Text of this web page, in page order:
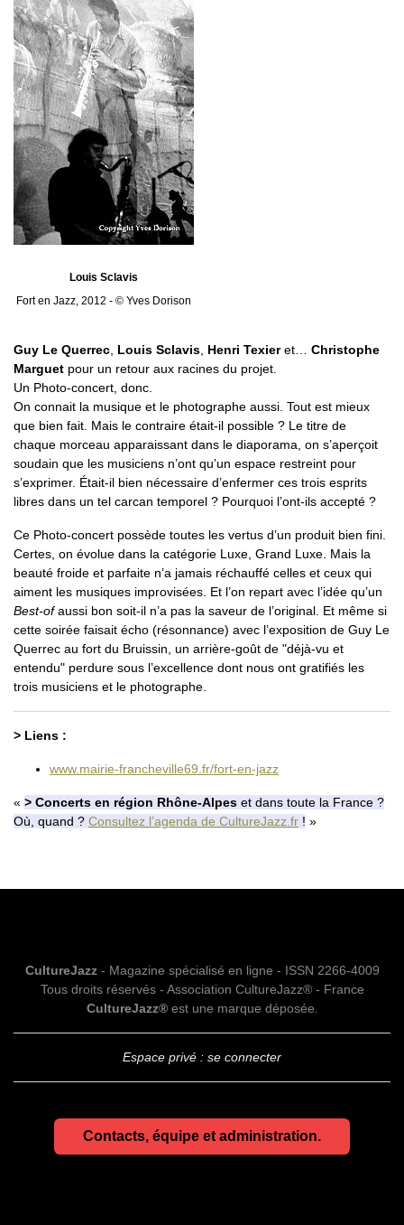
Louis Sclavis
Fort en Jazz, 2012 - © Yves Dorison
Guy Le Querrec Louis Sclavis Henri Texieret… Christophe
Marguet pour un retour aux racines du projet.
Un Photo-concert, donc.
On connait la musique et le photographe aussi. Tout est mieux
que bien fait. Mais le contraire était-il possible ? Le titre de
chaque morceau apparaissant dans le diaporama, on s’aperçoit
soudain que les musiciens n’ont qu’un espace restreint pour
s’exprimer. Était-il bien nécessaire d’enfermer ces trois esprits
libres dans un tel carcan temporel ? Pourquoi l’ont-ils accepté ?
Ce Photo-concert possède toutes les vertus d’un produit bien fini.
Certes, on évolue dans la catégorie Luxe, Grand Luxe. Mais la
beauté froide et parfaite n’a jamais réchauffé celles et ceux qui
aiment les musiques improvisées. Et l’on repart avec l’idée qu’un
Best-ofaussi bon soit-il n’a pas la saveur de l’original. Et même si
cette soirée faisait écho (résonnance) avec l’exposition de Guy Le
Querrec au fort du Bruissin, un arrière-goût de "déjà-vu et
entendu" perdure sous l’excellence dont nous ont gratifiés les
trois musiciens et le photographe.
> Liens :
www.mairie-francheville69.fr/fort-en-jazz
> Concerts en région Rhône-Alpes et dans toute la France ?
Où, quand ? Consultez l’agenda de CultureJazz.fr !
CultureJazz- Magazine spécialisé en ligne - ISSN 2266-4009
Tous droits réservés - Association CultureJazz® - France
CultureJazz®est une marque déposée.
Espace privé : se connecter
Contacts, équipe et administration.